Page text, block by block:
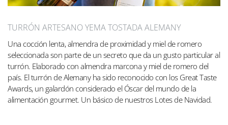
TURRÓN ARTESANO YEMA TOSTADA ALEMANY
Una cocción lenta, almendra de proximidad y miel de romero
seleccionada son parte de un secreto que da un gusto particular al
turrón. Elaborado con almendra marcona y miel de romero del
país. El turrón de Alemany ha sido reconocido con los Great Taste
Awards, un galardón considerado el Óscar del mundo de la
alimentación gourmet. Un básico de nuestros Lotes de Navidad.